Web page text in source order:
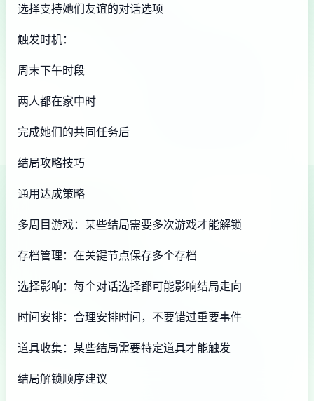
选择支持她们友谊的对话选项
触发时机：
周末下午时段
两人都在家中时
完成她们的共同任务后
结局攻略技巧
通用达成策略
多周目游戏：某些结局需要多次游戏才能解锁
存档管理：在关键节点保存多个存档
选择影响：每个对话选择都可能影响结局走向
时间安排：合理安排时间，不要错过重要事件
道具收集：某些结局需要特定道具才能触发
结局解锁顺序建议